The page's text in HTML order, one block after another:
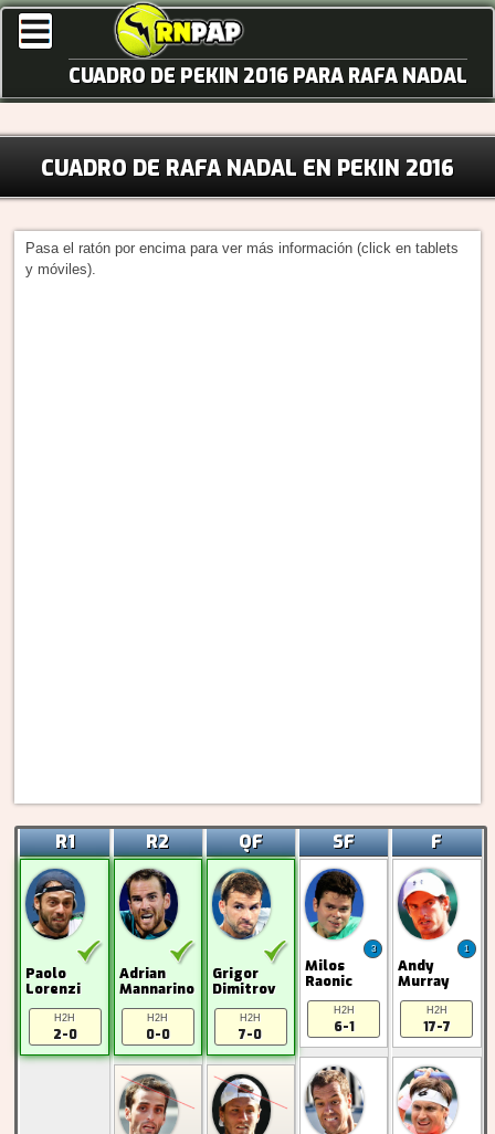
CUADRO DE PEKIN 2016 PARA RAFA NADAL
CUADRO DE RAFA NADAL EN PEKIN 2016
Pasa el ratón por encima para ver más información (click en tablets
y móviles).
R1
Paolo
Lorenzi
H2H
2-0
R2
Adrian
Mannarino
H2H
0-0
QF
Grigor
Dimitrov
H2H
7-0
SF
3
Milos
Raonic
H2H
6-1
F
1
Andy
Murray
H2H
17-7